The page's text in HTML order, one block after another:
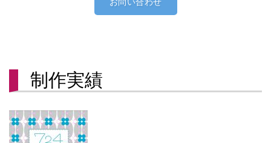
制作実績